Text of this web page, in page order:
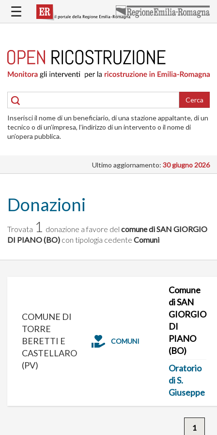
contenuto
RICOSTRUZIONE
PUBBLICA
DELLE
ABITAZIONI
RICOSTRUZIONE
ATTIVITÀ
INTERVENTI
☰
Cerca
Inserisci il nome di un beneficiario, di una stazione appaltante, di un
tecnico o di un’impresa, l’indirizzo di un intervento o il nome di
un’opera pubblica.
Ultimo aggiornamento: 30 giugno 2026
Donazioni
Trovata 1 donazione a favore del comune di SAN GIORGIO
DI PIANO (BO) con tipologia cedente Comuni
COMUNE DI
TORRE
BERETTI E
CASTELLARO
(PV)
COMUNI
Comune
di SAN
GIORGIO
DI
PIANO
(BO)
Oratorio
di S.
Giuseppe
1